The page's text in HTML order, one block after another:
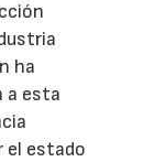
ha
a esta
el estado